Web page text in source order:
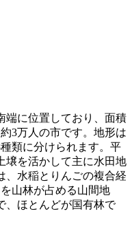
端に位置しており、面積
3万人の市です。地形は
類に分けられます。平
壌を活かして主に水田地
、水稲とりんごの複合経
山林が占める山間地
、ほとんどが国有林で